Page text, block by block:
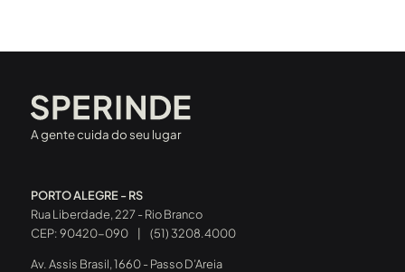
A gente cuida do seu lugar
PORTO ALEGRE - RS
Rua Liberdade, 227 - Rio Branco
CEP: 90420-090
(51) 3208.4000
Av. Assis Brasil, 1660 - Passo D’Areia